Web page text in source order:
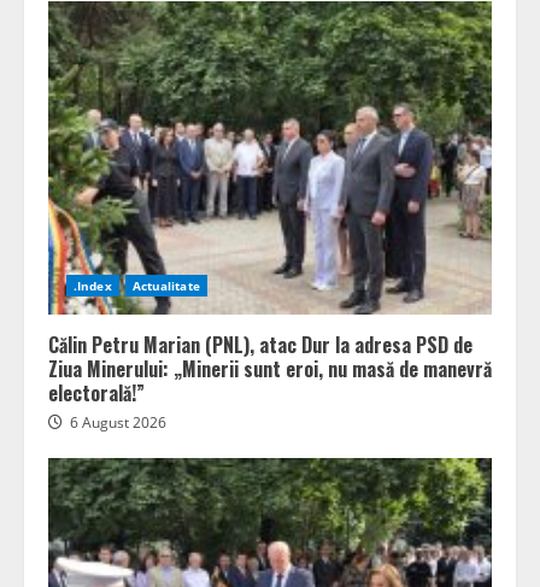
.Index Actualitate
Călin Petru Marian (PNL), atac Dur la adresa PSD de
Ziua Minerului: „Minerii sunt eroi, nu masă de manevră
electorală!”
6 August 2026